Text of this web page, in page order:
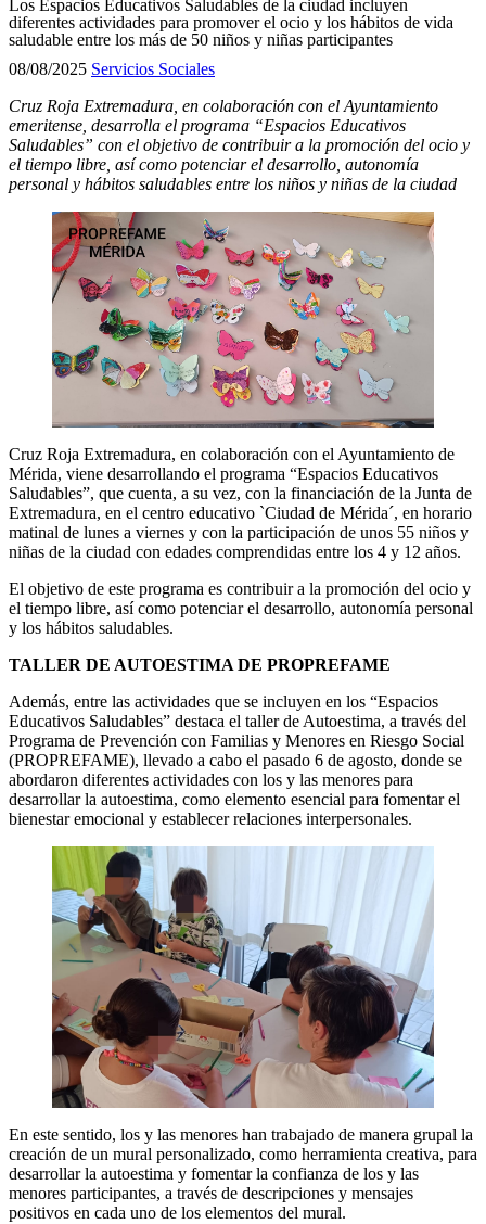
Los Espacios Educativos Saludables de la ciudad incluyen
diferentes actividades para promover el ocio y los hábitos de vida
saludable entre los más de 50 niños y niñas participantes
08/08/2025 Servicios Sociales
Cruz Roja Extremadura, en colaboración con el Ayuntamiento
emeritense, desarrolla el programa “Espacios Educativos
Saludables” con el objetivo de contribuir a la promoción del ocio y
el tiempo libre, así como potenciar el desarrollo, autonomía
personal y hábitos saludables entre los niños y niñas de la ciudad
Cruz Roja Extremadura, en colaboración con el Ayuntamiento de
Mérida, viene desarrollando el programa “Espacios Educativos
Saludables”, que cuenta, a su vez, con la financiación de la Junta de
Extremadura, en el centro educativo `Ciudad de Mérida´, en horario
matinal de lunes a viernes y con la participación de unos 55 niños y
niñas de la ciudad con edades comprendidas entre los 4 y 12 años.
El objetivo de este programa es contribuir a la promoción del ocio y
el tiempo libre, así como potenciar el desarrollo, autonomía personal
y los hábitos saludables.
TALLER DE AUTOESTIMA DE PROPREFAME
Además, entre las actividades que se incluyen en los “Espacios
Educativos Saludables” destaca el taller de Autoestima, a través del
Programa de Prevención con Familias y Menores en Riesgo Social
(PROPREFAME), llevado a cabo el pasado 6 de agosto, donde se
abordaron diferentes actividades con los y las menores para
desarrollar la autoestima, como elemento esencial para fomentar el
bienestar emocional y establecer relaciones interpersonales.
En este sentido, los y las menores han trabajado de manera grupal la
creación de un mural personalizado, como herramienta creativa, para
desarrollar la autoestima y fomentar la confianza de los y las
menores participantes, a través de descripciones y mensajes
positivos en cada uno de los elementos del mural.